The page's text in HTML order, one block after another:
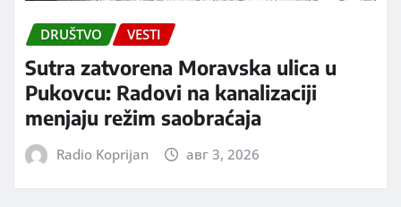
DRUŠTVO VESTI
Sutra zatvorena Moravska ulica u
Pukovcu: Radovi na kanalizaciji
menjaju režim saobraćaja
Radio Koprijan авг 3, 2026